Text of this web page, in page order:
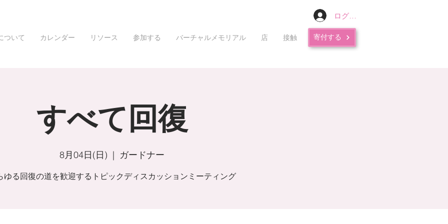
ログイン
ついて カレンダー リソース 参加する バーチャルメモリアル 店 接触 寄付する
すべて回復
8月04日(日)
  |
ガードナー
ゆる回復の道を歓迎するトピックディスカッションミーティング